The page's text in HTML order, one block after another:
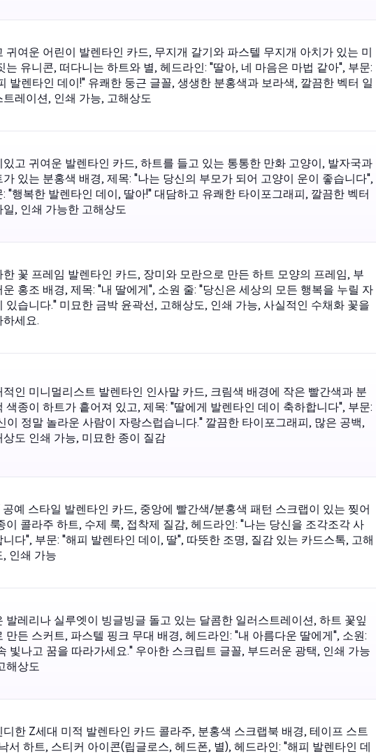
귀여운 어린이 발렌타인 카드, 무지개 갈기와 파스텔 무지개 아치가 있는 미
는 유니콘, 떠다니는 하트와 별, 헤드라인: "딸아, 네 마음은 마법 같아", 부문:
발렌타인 데이!" 유쾌한 둥근 글꼴, 생생한 분홍색과 보라색, 깔끔한 벡터 일
트레이션, 인쇄 가능, 고해상도
있고 귀여운 발렌타인 카드, 하트를 들고 있는 통통한 만화 고양이, 발자국과
가 있는 분홍색 배경, 제목: "나는 당신의 부모가 되어 고양이 운이 좋습니다",
: "행복한 발렌타인 데이, 딸아!" 대담하고 유쾌한 타이포그래피, 깔끔한 벡터
일, 인쇄 가능한 고해상도
한 꽃 프레임 발렌타인 카드, 장미와 모란으로 만든 하트 모양의 프레임, 부
운 홍조 배경, 제목: "내 딸에게", 소원 줄: "당신은 세상의 모든 행복을 누릴 자
있습니다." 미묘한 금박 윤곽선, 고해상도, 인쇄 가능, 사실적인 수채화 꽃을
하세요.
적인 미니멀리스트 발렌타인 인사말 카드, 크림색 배경에 작은 빨간색과 분
색종이 하트가 흩어져 있고, 제목: "딸에게 발렌타인 데이 축하합니다", 부문:
이 정말 놀라운 사람이 자랑스럽습니다." 깔끔한 타이포그래피, 많은 공백,
상도 인쇄 가능, 미묘한 종이 질감
공예 스타일 발렌타인 카드, 중앙에 빨간색/분홍색 패턴 스크랩이 있는 찢어
이 콜라주 하트, 수제 룩, 접착제 질감, 헤드라인: "나는 당신을 조각조각 사
니다", 부문: "해피 발렌타인 데이, 딸", 따뜻한 조명, 질감 있는 카드스톡, 고해
, 인쇄 가능
발레리나 실루엣이 빙글빙글 돌고 있는 달콤한 일러스트레이션, 하트 꽃잎
만든 스커트, 파스텔 핑크 무대 배경, 헤드라인: "내 아름다운 딸에게", 소원:
빛나고 꿈을 따라가세요." 우아한 스크립트 글꼴, 부드러운 광택, 인쇄 가능
해상도
디한 Z세대 미적 발렌타인 카드 콜라주, 분홍색 스크랩북 배경, 테이프 스트
서 하트, 스티커 아이콘(립글로스, 헤드폰, 별), 헤드라인: "해피 발렌타인 데